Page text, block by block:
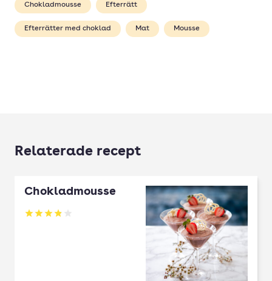
Chokladmousse Efterrätt
Efterrätter med choklad Mat Mousse
Relaterade recept
Chokladmousse
Betyg: 3.91 av 5